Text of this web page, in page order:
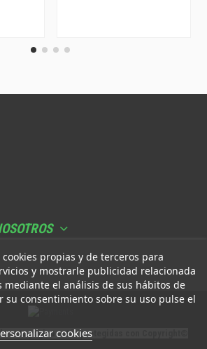
propias y de terceros para
y mostrarle publicidad relacionada
mediante el análisis de sus hábitos de
su consentimiento sobre su uso pulse el
cookies
esta página están protegidas con Copyright©️